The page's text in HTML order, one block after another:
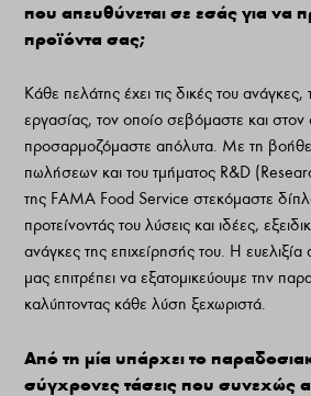
που απευθύνεται σε εσάς για να
προϊόντα σας;
Κάθε πελάτης έχει τις δικές του
εργασίας, τον οποίο σεβόμαστε και στον
προσαρμοζόμαστε απόλυτα. Με τη
πωλήσεων και του τμήματος R&D
της FAMA Food Service στεκόμαστε
προτείνοντάς του λύσεις και ιδέες,
ανάγκες της επιχείρησής του. Η ευελιξία
μας επιτρέπει να εξατομικεύουμε την
καλύπτοντας κάθε λύση ξεχωριστά.
Από τη μία υπάρχει το
σύγχρονες τάσεις που συνεχώς